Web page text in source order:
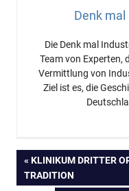
Denk
Die Denk mal
Team von Experten,
Vermittlung von
Ziel ist es, die
VORHERIGER
BEITRAG:
KLINIKUM DRITTER
TRADITION